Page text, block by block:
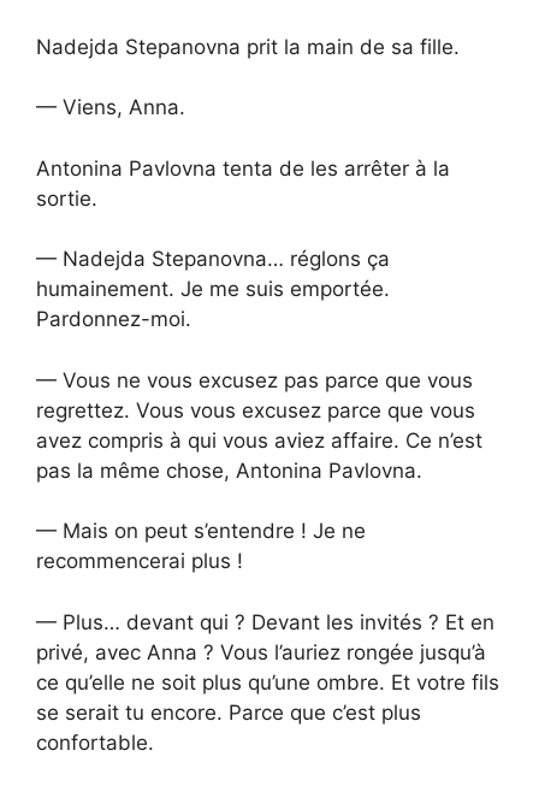
Nadejda Stepanovna prit la main de sa fille.
— Viens, Anna.
Antonina Pavlovna tenta de les arrêter à la
sortie.
— Nadejda Stepanovna… réglons ça
humainement. Je me suis emportée.
Pardonnez-moi.
— Vous ne vous excusez pas parce que vous
regrettez. Vous vous excusez parce que vous
avez compris à qui vous aviez affaire. Ce n’est
pas la même chose, Antonina Pavlovna.
— Mais on peut s’entendre ! Je ne
recommencerai plus !
— Plus… devant qui ? Devant les invités ? Et en
privé, avec Anna ? Vous l’auriez rongée jusqu’à
ce qu’elle ne soit plus qu’une ombre. Et votre fils
se serait tu encore. Parce que c’est plus
confortable.